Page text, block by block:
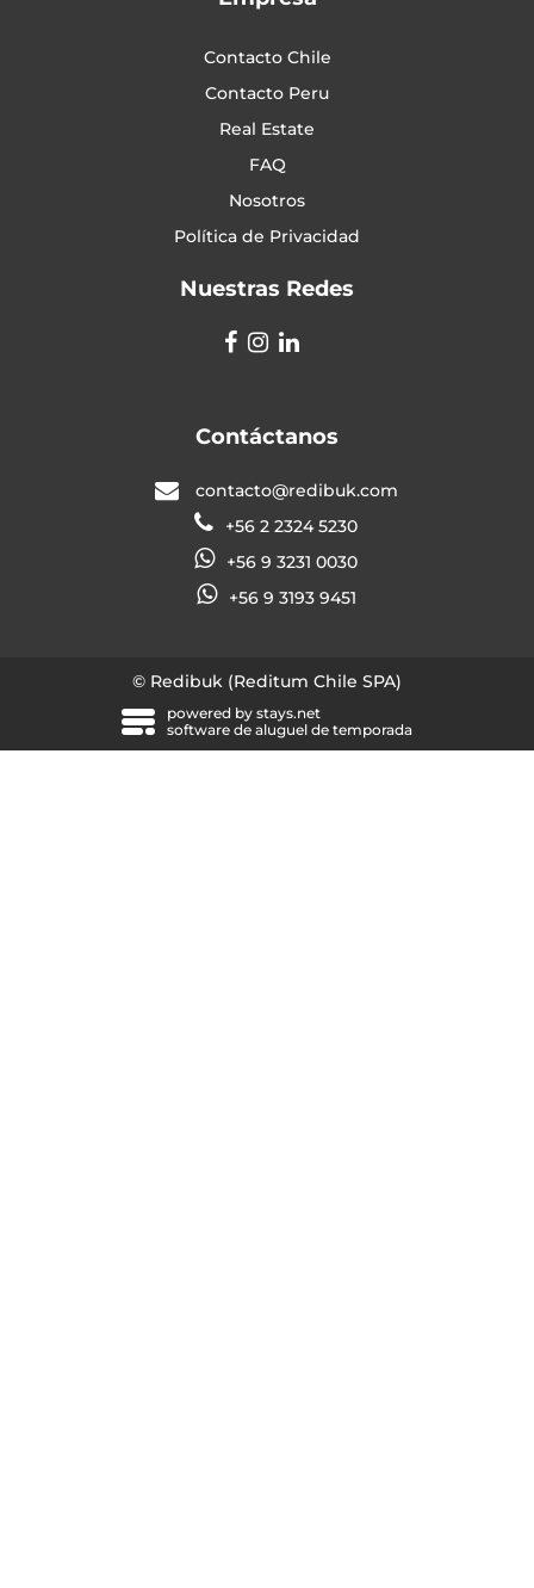
Contacto Chile
Contacto Peru
Real Estate
FAQ
Nosotros
Política de Privacidad
Nuestras Redes
Contáctanos
contacto@redibuk.com
+56 2 2324 5230
+56 9 3231 0030
+56 9 3193 9451
© Redibuk (Reditum Chile SPA)
powered by stays.net
software de aluguel de temporada